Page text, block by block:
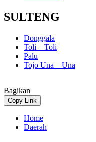
SULTENG
Donggala
Toli – Toli
Palu
Tojo Una – Una
Bagikan
Copy Link
Home
Daerah